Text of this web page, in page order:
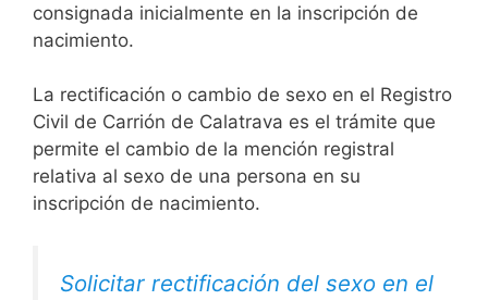
consignada inicialmente en la inscripción de
nacimiento.
La rectificación o cambio de sexo en el Registro
Civil de Carrión de Calatrava es el trámite que
permite el cambio de la mención registral
relativa al sexo de una persona en su
inscripción de nacimiento.
Solicitar rectificación del sexo en el